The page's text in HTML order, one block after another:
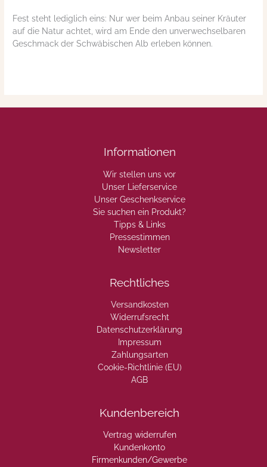
Fest steht lediglich eins: Nur wer beim Anbau seiner Kräuter
auf die Natur achtet, wird am Ende den unverwechselbaren
Geschmack der Schwäbischen Alb erleben können.
Informationen
Wir stellen uns vor
Unser Lieferservice
Unser Geschenkservice
Sie suchen ein Produkt?
Tipps & Links
Pressestimmen
Newsletter
Rechtliches
Versandkosten
Widerrufsrecht
Datenschutzerklärung
Impressum
Zahlungsarten
Cookie-Richtlinie (EU)
AGB
Kundenbereich
Vertrag widerrufen
Kundenkonto
Firmenkunden/Gewerbe